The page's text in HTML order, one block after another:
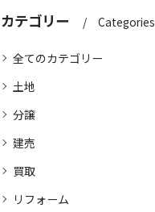
カテゴリー Categories
全てのカテゴリー
土地
分譲
建売
買取
リフォーム